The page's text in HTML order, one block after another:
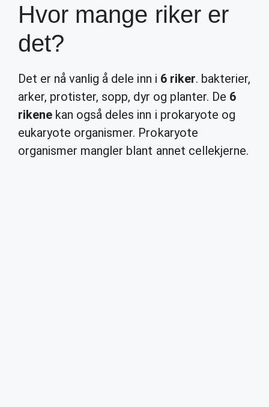
Hvor mange riker er
det?
Det er nå vanlig å dele inn i 6 riker. bakterier,
arker, protister, sopp, dyr og planter. De 6
rikene kan også deles inn i prokaryote og
eukaryote organismer. Prokaryote
organismer mangler blant annet cellekjerne.